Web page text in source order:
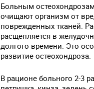
Больным
очищают организм от
поврежденных тканей.
расщепляется в
долгого времени. Это
развитие остеохондроза.
В рационе больного 2-3